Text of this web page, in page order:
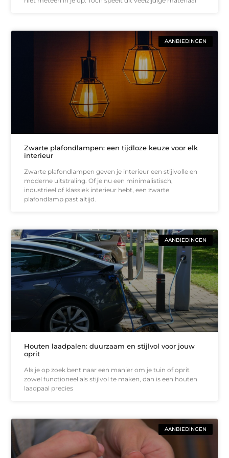
AANBIEDINGEN
Zwarte plafondlampen: een tijdloze keuze voor elk
interieur
Zwarte plafondlampen geven je interieur een stijlvolle en
moderne uitstraling. Of je nu een minimalistisch,
industrieel of klassiek interieur hebt, een zwarte
plafondlamp past altijd.
AANBIEDINGEN
Houten laadpalen: duurzaam en stijlvol voor jouw
oprit
Als je op zoek bent naar een manier om je tuin of oprit
zowel functioneel als stijlvol te maken, dan is een houten
laadpaal precies
AANBIEDINGEN